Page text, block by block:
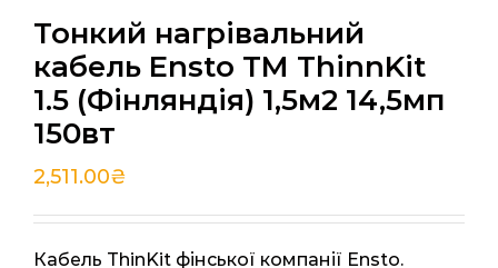
Тонкий нагрівальний
кабель Ensto TM ThinnKit
1.5 (Фінляндія) 1,5м2 14,5мп
150вт
2,511.00₴
Кабель ThinKit фінської компанії Ensto.